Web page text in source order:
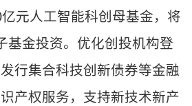
元人工智能科创母基金，将
基金投资。优化创投机构登
行集合科技创新债券等金融
产权服务，支持新技术新产